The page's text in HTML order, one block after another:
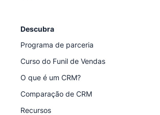
Descubra
Programa de parceria
Curso do Funil de Vendas
O que é um CRM?
Comparação de CRM
Recursos